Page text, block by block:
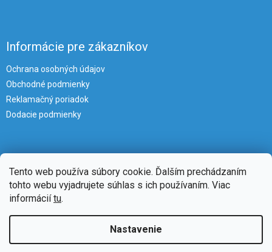
Tento web používa súbory cookie. Ďalším prechádzaním
tohto webu vyjadrujete súhlas s ich používaním. Viac
informáciítu.
Nastavenie
Informácie pre zákazníkov
Ochrana osobných údajov
Obchodné podmienky
Reklamačný poriadok
Dodacie podmienky